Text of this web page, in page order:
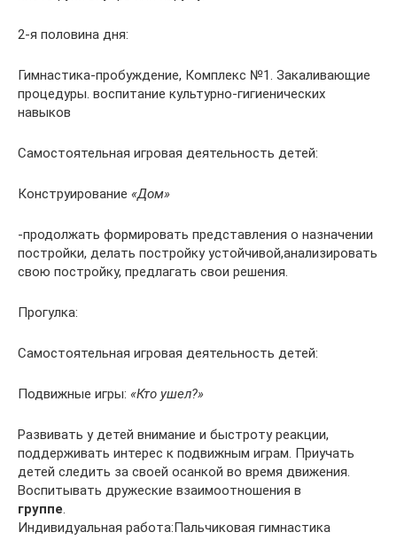
2-я половина дня:
Гимнастика-пробуждение, Комплекс №1. Закаливающие
процедуры. воспитание культурно-гигиенических
навыков
Самостоятельная игровая деятельность детей:
Конструирование «Дом»
-продолжать формировать представления о назначении
постройки, делать постройку устойчивой,анализировать
свою постройку, предлагать свои решения.
Прогулка:
Самостоятельная игровая деятельность детей:
Подвижные игры: «Кто ушел?»
Развивать у детей внимание и быстроту реакции,
поддерживать интерес к подвижным играм. Приучать
детей следить за своей осанкой во время движения.
Воспитывать дружеские взаимоотношения в
группе.
Индивидуальная работа:Пальчиковая гимнастика